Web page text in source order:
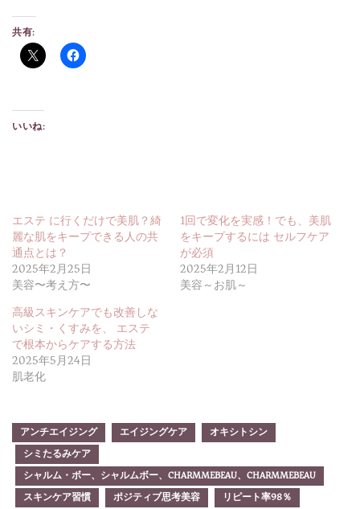
共有:
いいね:
エステ に行くだけで美肌？綺
麗な肌をキープできる人の共
通点とは？
2025年2月25日
美容〜考え方〜
1回で変化を実感！でも、美肌
をキープするには セルフケア
が必須
2025年2月12日
美容～お肌～
高級スキンケアでも改善しな
いシミ・くすみを、 エステ
で根本からケアする方法
2025年5月24日
肌老化
アンチエイジング エイジングケア
オキシトシン
シミたるみケア
シャルム・ボー、シャルムボー、CHARMMEBEAU、CHARMMEBEAU
スキンケア習慣
ポジティブ思考美容
リピート率98％